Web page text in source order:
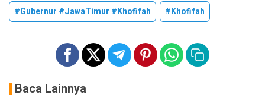
#Gubernur #JawaTimur #Khofifah #Khofifah
Baca Lainnya